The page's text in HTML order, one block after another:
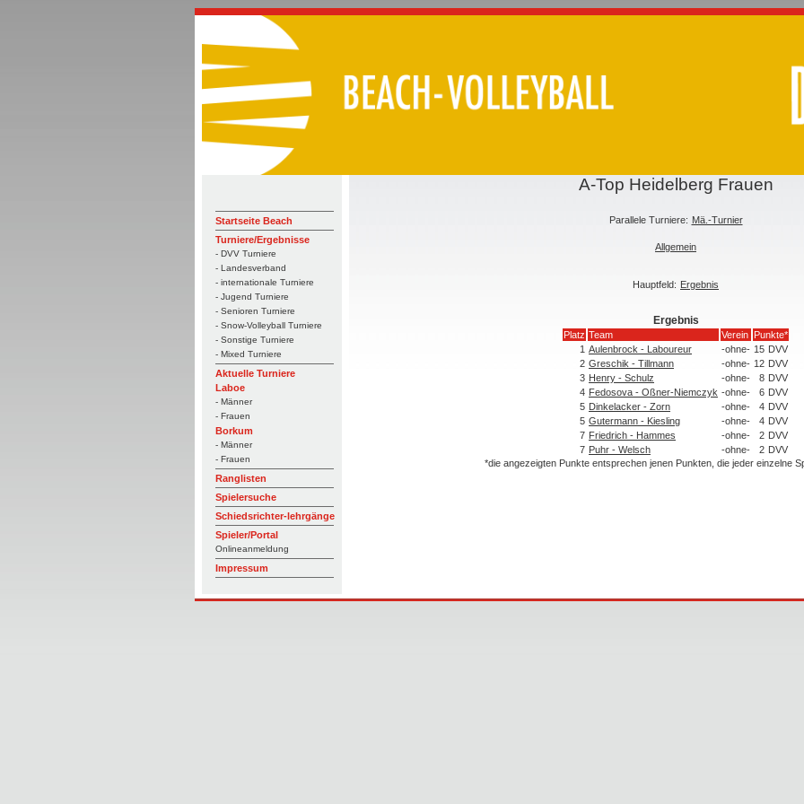
Startseite Beach
Turniere/Ergebnisse
- DVV Turniere
- Landesverband
- internationale Turniere
- Jugend Turniere
- Senioren Turniere
- Snow-Volleyball Turniere
- Sonstige Turniere
- Mixed Turniere
Aktuelle Turniere
Laboe
- Männer
- Frauen
Borkum
- Männer
- Frauen
Ranglisten
Spielersuche
Schiedsrichter-lehrgänge
Spieler/Portal
Onlineanmeldung
Impressum
A-Top Heidelberg Frauen
Parallele Turniere: Mä.-Turnier
Allgemein
Hauptfeld: Ergebnis
Ergebnis
Platz Team Verein Punkte*
1 Aulenbrock - Laboureur -ohne- 15 DVV
2 Greschik - Tillmann -ohne- 12 DVV
3 Henry - Schulz -ohne- 8 DVV
4 Fedosova - Oßner-Niemczyk -ohne- 6 DVV
5 Dinkelacker - Zorn -ohne- 4 DVV
5 Gutermann - Kiesling -ohne- 4 DVV
7 Friedrich - Hammes -ohne- 2 DVV
7 Puhr - Welsch -ohne- 2 DVV
*die angezeigten Punkte entsprechen jenen Punkten, die jeder einzelne